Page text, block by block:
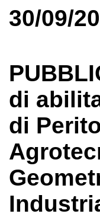
30/09/
di
di